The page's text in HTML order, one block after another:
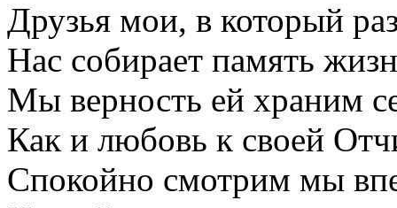
Друзья мои, в который
Нас собирает память
Мы верность ей храним
Как и любовь к своей
Спокойно смотрим мы